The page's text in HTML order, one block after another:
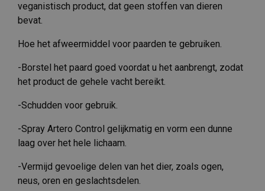
veganistisch product, dat geen stoffen van dieren
bevat.
Hoe het afweermiddel voor paarden te gebruiken.
-Borstel het paard goed voordat u het aanbrengt, zodat
het product de gehele vacht bereikt.
-Schudden voor gebruik.
-Spray Artero Control gelijkmatig en vorm een ​​dunne
laag over het hele lichaam.
-Vermijd gevoelige delen van het dier, zoals ogen,
neus, oren en geslachtsdelen.